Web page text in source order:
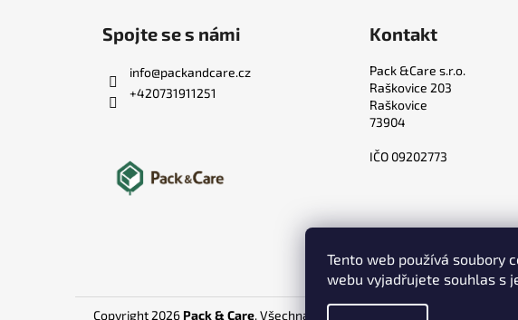
Tento web používá soubory
webu vyjadřujete souhlas s
Spojte se s námi
info@packandcare.cz
+420731911251
Kontakt
Pack &Care s.r.o.
Raškovice 203
Raškovice
73904
IČO 09202773
Copyright 2026 Pack & Care. Všechna práva vyhrazena.